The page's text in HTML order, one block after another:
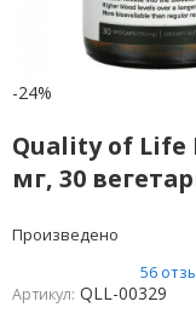
-24%
Quality of Life
мг, 30
Произведено
56
Артикул: QLL-00329